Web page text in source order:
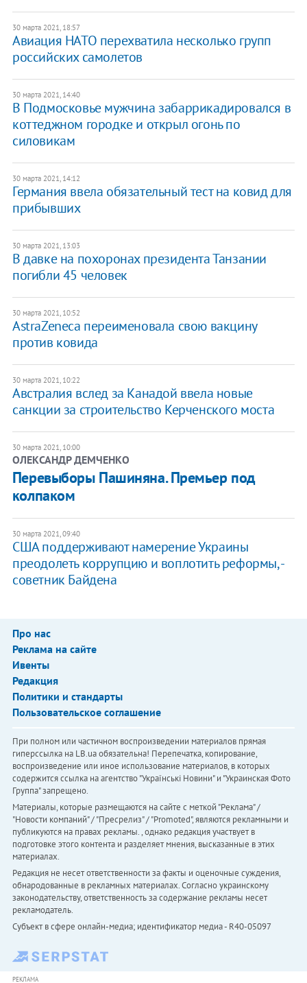
30 марта 2021, 18:57
Авиация НАТО перехватила несколько групп
российских самолетов
30 марта 2021, 14:40
В Подмосковье мужчина забаррикадировался в
коттеджном городке и открыл огонь по
силовикам
30 марта 2021, 14:12
Германия ввела обязательный тест на ковид для
прибывших
30 марта 2021, 13:03
В давке на похоронах президента Танзании
погибли 45 человек
30 марта 2021, 10:52
AstraZeneca переименовала свою вакцину
против ковида
30 марта 2021, 10:22
Австралия вслед за Канадой ввела новые
санкции за строительство Керченского моста
30 марта 2021, 10:00
ОЛЕКСАНДР ДЕМЧЕНКО
Перевыборы Пашиняна. Премьер под
колпаком
30 марта 2021, 09:40
США поддерживают намерение Украины
преодолеть коррупцию и воплотить реформы, -
советник Байдена
Про нас
Реклама на сайте
Ивенты
Редакция
Политики и стандарты
Пользовательское соглашение
При полном или частичном воспроизведении материалов прямая
гиперссылка на LB.ua обязательна! Перепечатка, копирование,
воспроизведение или иное использование материалов, в которых
содержится ссылка на агентство "Українськi Новини" и "Украинская Фото
Группа" запрещено.
Материалы, которые размещаются на сайте с меткой "Реклама" /
"Новости компаний" / "Пресрелиз" / "Promoted", являются рекламными и
публикуются на правах рекламы. , однако редакция участвует в
подготовке этого контента и разделяет мнения, высказанные в этих
материалах.
Редакция не несет ответственности за факты и оценочные суждения,
обнародованные в рекламных материалах. Согласно украинскому
законодательству, ответственность за содержание рекламы несет
рекламодатель.
Субъект в сфере онлайн-медиа; идентификатор медиа - R40-05097
РЕКЛАМА